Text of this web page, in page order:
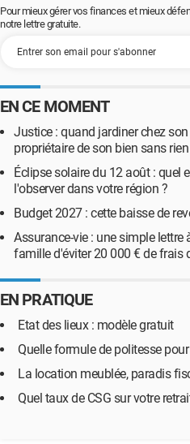
Pour mieux gérer vos finances et mieux
notre lettre gratuite.
EN CE MOMENT
Justice : quand jardiner chez
propriétaire de son bien sans
Éclipse solaire du 12 août : quel
l'observer dans votre région ?
Budget 2027 : cette baisse de
Assurance-vie : une simple lettre
famille d'éviter 20 000 € de frais
EN PRATIQUE
Etat des lieux : modèle gratuit
Quelle formule de politesse
La location meublée, paradis
Quel taux de CSG sur votre